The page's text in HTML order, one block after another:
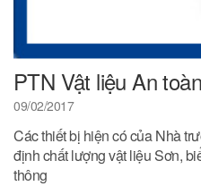
PTN Vật liệu An
09/02/2017
Các thiết bị hiện có của Nhà
định chất lượng vật liệu Sơn,
thông